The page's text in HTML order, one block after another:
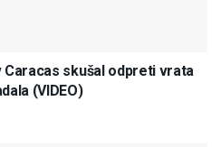
skušal odpreti vrata
(VIDEO)